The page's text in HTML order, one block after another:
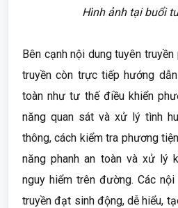
Hình ảnh tại buổi
Bên cạnh nội dung tuyên
truyền còn trực tiếp hướng
toàn như tư thế điều khiển
năng quan sát và xử lý tình
thông, cách kiểm tra phương
năng phanh an toàn và xử lý
nguy hiểm trên đường. Các
truyền đạt sinh động, dễ hiểu,